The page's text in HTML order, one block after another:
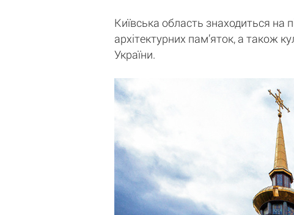
Київська область знаходиться на
архітектурних пам’яток, а також
України.